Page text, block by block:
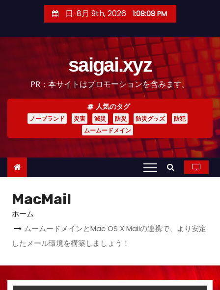
日. 8月 9th, 2026 1:08:09 PM
saigai.xyz
PR：本サイトはプロモーションを含みます。
人気のタグ
ノーブランド 災害 減災 防災 防災グッズ
防犯
ムームードメイン
MacMail
ホーム
ムームードメインとMac OS X Mailの連携で、より安定
したメール環境を構築しましょう！